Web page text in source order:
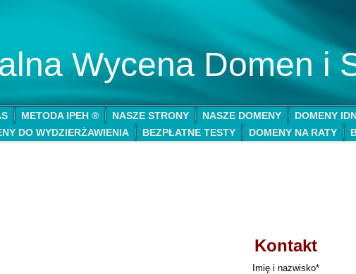
Wycena Domen i
METODA IPEH ® NASZE STRONY NASZE DOMENY
DOMENY
DO WYDZIERŻAWIENIA BEZPŁATNE TESTY DOMENY NA RATY
Kontakt
Imię i nazwisko*